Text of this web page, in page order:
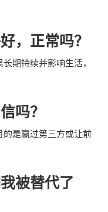
，正常吗？
期持续并影响生活，
吗？
是赢过第三方或让前
被替代了